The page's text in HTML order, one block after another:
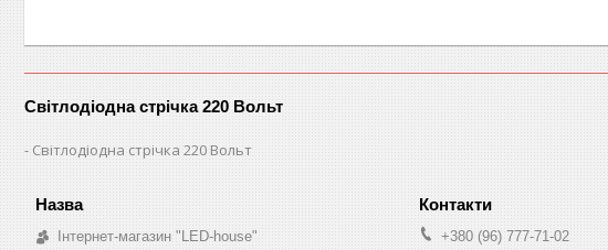
Світлодіодна стрічка 220 Вольт
Світлодіодна стрічка 220 Вольт
Інтернет-магазин "LED-house"
+380 (96) 777-71-02